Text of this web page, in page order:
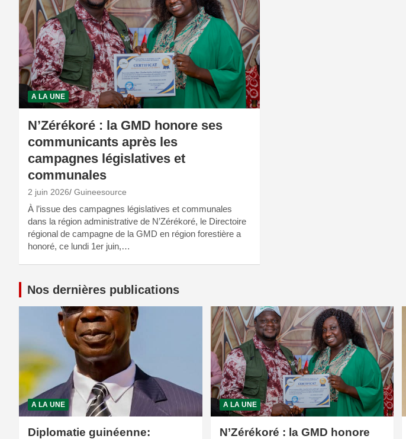
A LA UNE
N’Zérékoré : la GMD honore ses
communicants après les
campagnes législatives et
communales
2 juin 2026 Guineesource
À l’issue des campagnes législatives et communales
dans la région administrative de N’Zérékoré, le Directoire
régional de campagne de la GMD en région forestière a
honoré, ce lundi 1er juin,…
Nos dernières publications
A LA UNE
Diplomatie guinéenne:
A LA UNE
N’Zérékoré : la GMD honore